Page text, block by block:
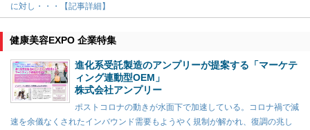
に対し・・・【記事詳細】
健康美容EXPO 企業特集
進化系受託製造のアンプリーが提案する「マーケテ
ィング連動型OEM」
株式会社アンプリー
ポストコロナの動きが水面下で加速している。コロナ禍で減
速を余儀なくされたインバウンド需要もようやく規制が解かれ、復調の兆し